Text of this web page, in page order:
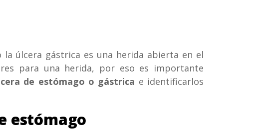
úlcera gástrica es una herida abierta en el
para una herida, por eso es importante
de estómago o gástrica e identificarlos
estómago